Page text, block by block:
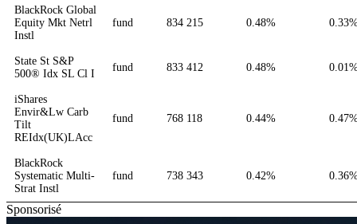
BlackRock Global
Equity Mkt Netrl
Instl
fund 834 215 0.48%
State St S&P
500® Idx SL Cl I
fund 833 412 0.48%
iShares
Envir&Lw Carb
Tilt
REIdx(UK)LAcc
fund 768 118 0.44%
BlackRock
Systematic Multi-
Strat Instl
fund 738 343 0.42%
Sponsorisé